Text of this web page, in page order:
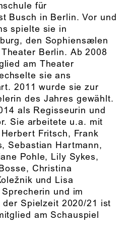
für
Busch in Berlin. Vor und
spielte sie in
den Sophiensælen
Berlin. Ab 2008
am Theater
sie ans
2011 wurde sie zur
des Jahres gewählt.
als Regisseurin und
Sie arbeitete u.a. mit
Fritsch, Frank
Sebastian Hartmann,
Pohle, Lily Sykes,
Christina
und Lisa
und im
Spielzeit 2020/21 ist
am Schauspiel